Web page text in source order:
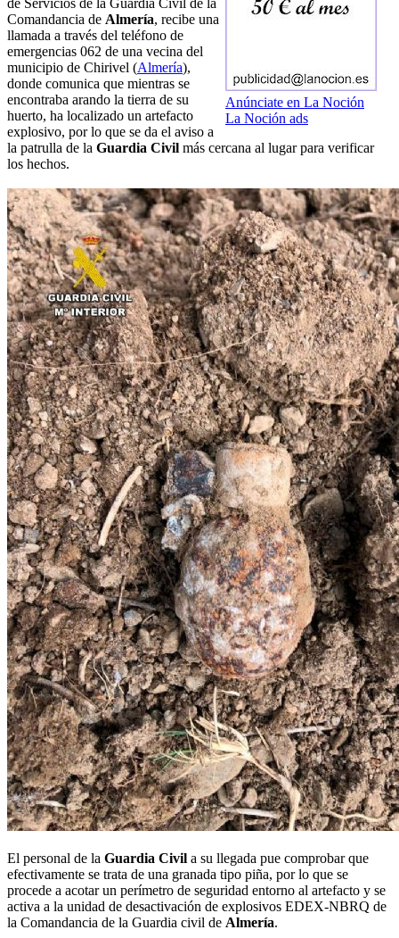
Anúnciate en La Noción
La Noción ads
de Servicios de la Guardia Civil de la
Comandancia de Almería, recibe una
llamada a través del teléfono de
emergencias 062 de una vecina del
municipio de Chirivel (Almería),
donde comunica que mientras se
encontraba arando la tierra de su
huerto, ha localizado un artefacto
explosivo, por lo que se da el aviso a
la patrulla de la Guardia Civil más cercana al lugar para verificar
los hechos.
El personal de la Guardia Civil a su llegada pue comprobar que
efectivamente se trata de una granada tipo piña, por lo que se
procede a acotar un perímetro de seguridad entorno al artefacto y se
activa a la unidad de desactivación de explosivos EDEX-NBRQ de
la Comandancia de la Guardia civil de Almería.